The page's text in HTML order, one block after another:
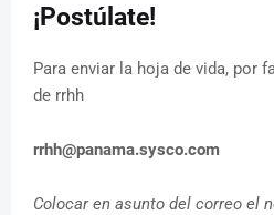
¡Postúlate!
Para enviar la hoja de vida, por
de rrhh
rrhh@panama.sysco.com
Colocar en asunto del correo el